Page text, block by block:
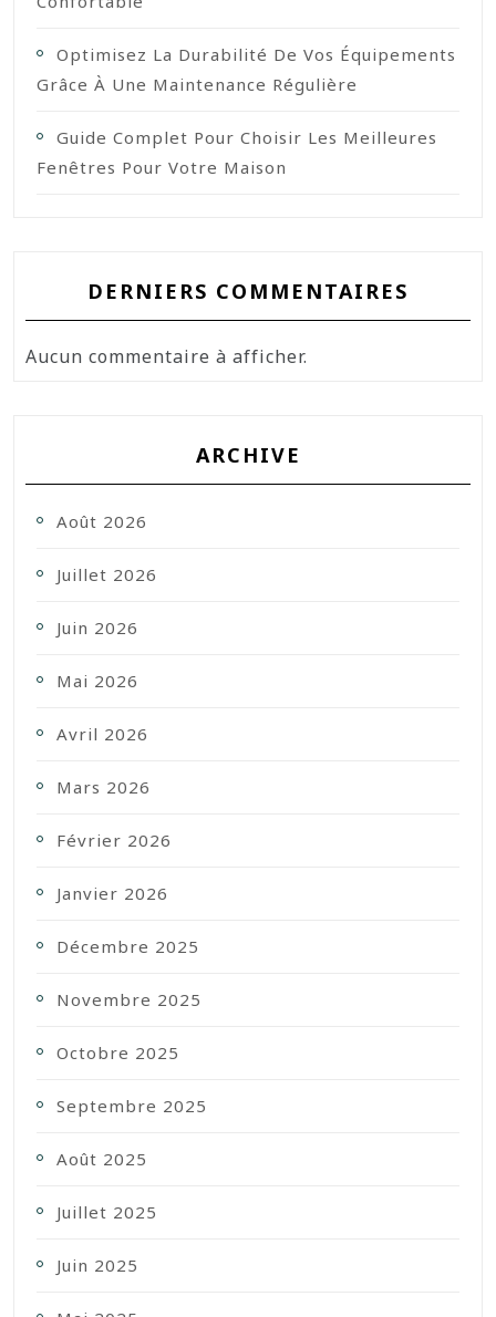
Optimisez La Durabilité De Vos Équipements
Grâce À Une Maintenance Régulière
Guide Complet Pour Choisir Les Meilleures
Fenêtres Pour Votre Maison
DERNIERS COMMENTAIRES
Aucun commentaire à afficher.
ARCHIVE
Août 2026
Juillet 2026
Juin 2026
Mai 2026
Avril 2026
Mars 2026
Février 2026
Janvier 2026
Décembre 2025
Novembre 2025
Octobre 2025
Septembre 2025
Août 2025
Juillet 2025
Juin 2025